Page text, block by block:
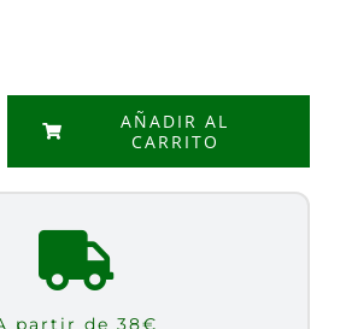
AÑADIR AL
CARRITO